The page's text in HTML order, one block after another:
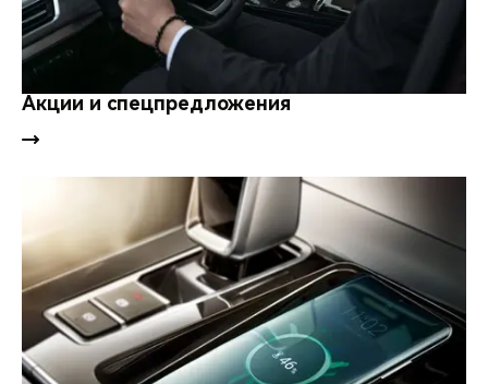
Акции и спецпредложения